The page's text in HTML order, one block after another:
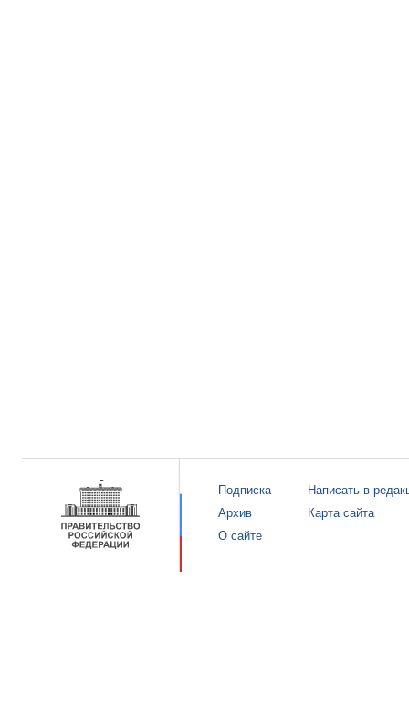
Подписка
Архив
О сайте
Написать в
Карта сайта